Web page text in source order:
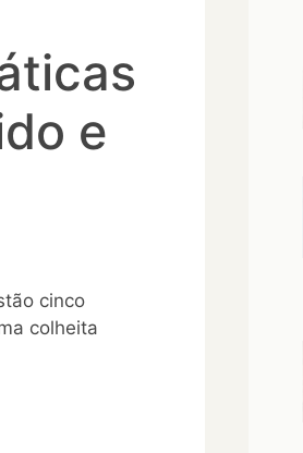
e
cinco
colheita